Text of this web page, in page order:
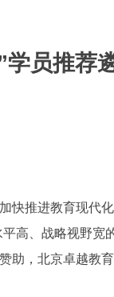
员推荐
推进教育现代化
高、战略视野宽
助，北京卓越教